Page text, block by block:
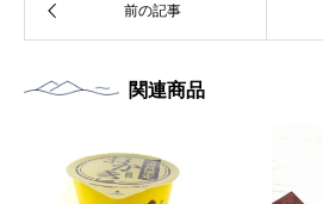
関連商品